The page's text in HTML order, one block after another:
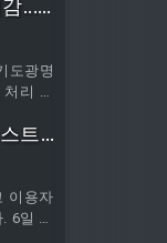
비상
...
상
도광명
리 부
으로
지 총
6,600
이번 지
'바로
트
이용자
6일 테